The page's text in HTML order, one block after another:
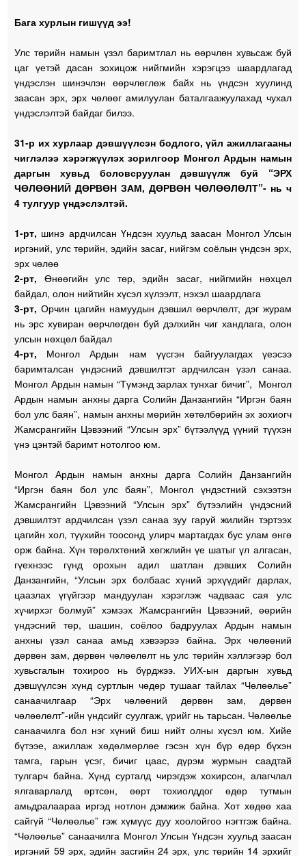
Бага хурлын гишүүд ээ!
Улс төрийн намын үзэл баримтлал нь өөрчлөн хувьсаж буй
цаг үетэй дасан зохицож нийгмийн хэрэгцээ шаардлагад
үндэслэн шинэчлэн өөрчлөглөж байх нь үндсэн хуулинд
заасан эрх, эрх чөлөөг амилуулан баталгаажуулахад чухал
үндэслэлтэй байдаг билээ.
31-р их хурлаар дэвшүүлсэн бодлого, үйл ажиллагааны
чиглэлээ хэрэгжүүлэх зорилгоор Монгол Ардын намын
даргын хувьд боловсруулан дэвшүүлж буй “ЭРХ
ЧӨЛӨӨНИЙ ДӨРВӨН ЗАМ, ДӨРВӨН ЧӨЛӨӨЛӨЛТ”- нь ч
4 тулгуур үндэслэлтэй.
1-рт, шинэ ардчилсан Үндсэн хуульд заасан Монгол Улсын
иргэний, улс төрийн, эдийн засаг, нийгэм соёлын үндсэн эрх,
эрх чөлөө
2-рт, Өнөөгийн улс төр, эдийн засаг, нийгмийн нөхцөл
байдал, олон нийтийн хүсэл хүлээлт, нэхэл шаардлага
3-рт,Орчин цагийн намуудын дэвшил өөрчлөлт, дэг журам
нь эрс хувиран өөрчлөгдөн буй дэлхийн чиг хандлага, олон
улсын нөхцөл байдал
4-рт, Монгол Ардын нам үүсгэн байгуулагдах үеэсээ
баримталсан үндэсний дэвшилтэт ардчилсан үзэл санаа.
Монгол Ардын намын “Түмэнд зарлах тунхаг бичиг”, Монгол
Ардын намын анхны дарга Солийн Данзангийн “Иргэн баян
бол улс баян”, намын анхны мөрийн хөтөлбөрийн эх зохиогч
Жамсрангийн Цэвээний “Улсын эрх” бүтээлүүд үүний түүхэн
үнэ цэнтэй баримт нотолгоо юм.
Монгол Ардын намын анхны дарга Солийн Данзангийн
“Иргэн баян бол улс баян”, Монгол үндэстний сэхээтэн
Жамсрангийн Цэвээний “Улсын эрх” бүтээлийн үндэсний
дэвшилтэт ардчилсан үзэл санаа зуу гаруй жилийн тэртээх
цагийн хол, түүхийн тоосонд улирч мартагдах бус улам өнгө
орж байна. Хүн төрөлхтөний хөгжлийн үе шатыг үл алгасан,
гүехнээс гүнд орохын адил шатлан дэвших Солийн
Данзангийн, “Улсын эрх болбаас хүний эрхүүдийг дарлах,
цаазлах үгүйгээр мандуулан хэрэглэж чадваас сая улс
хүчирхэг болмуй” хэмээх Жамсрангийн Цэвээний, өөрийн
үндэсний төр, шашин, соёлоо бадруулах Ардын намын
анхны үзэл санаа амьд хэвээрээ байна. Эрх чөлөөний
дөрвөн зам, дөрвөн чөлөөлөлт нь улс төрийн хэллэгээр бол
хувьсгалын тохироо нь бүрджээ. УИХ-ын даргын хувьд
дэвшүүлсэн хүнд суртлын чөдөр тушааг тайлах “Чөлөөлье”
санаачилгаар “Эрх чөлөөний дөрвөн зам, дөрвөн
чөлөөлөлт”-ийн үндсийг суулгаж, үрийг нь тарьсан. Чөлөөлье
санаачилга бол нэг хүний биш нийт олны хүсэл юм. Хийе
бүтээе, ажиллаж хөдөлмөрлөе гэсэн хүн бүр өдөр бүхэн
тамга, гарын үсэг, бичиг цаас, дүрэм журмын саадтай
тулгарч байна. Хүнд сурталд чирэгдэж хохирсон, алагчлал
ялгаварлалд өртсөн, өөрт тохиолддог өдөр тутмын
амьдралаараа иргэд нотлон дэмжиж байна. Хот хөдөө хаа
сайгүй “Чөлөөлье” гэж хүмүүс дуу хоолойгоо нэгтгэж байна.
“Чөлөөлье” санаачилга Монгол Улсын Үндсэн хуульд заасан
иргэний 59 эрх, эдийн засгийн 24 эрх, улс төрийн 14 эрхийг